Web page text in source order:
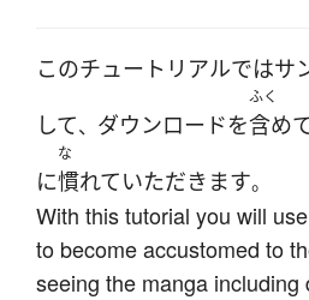
このチュートリアルではサ
して、 ダウンロードを
ふく
含め
に
な
慣れていただきます。
With this tutorial you will
to become accustomed to
seeing the manga including